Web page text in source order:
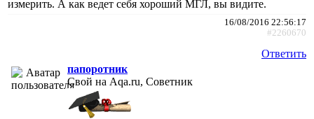
измерить. А как ведет себя хороший МГЛ, вы видите.
16/08/2016 22:56:17
#2260670
Ответить
папоротник
Свой на Aqa.ru, Советник